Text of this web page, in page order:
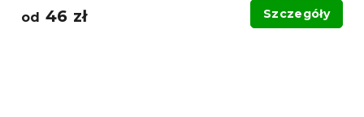
od 46 zł Szczegóły